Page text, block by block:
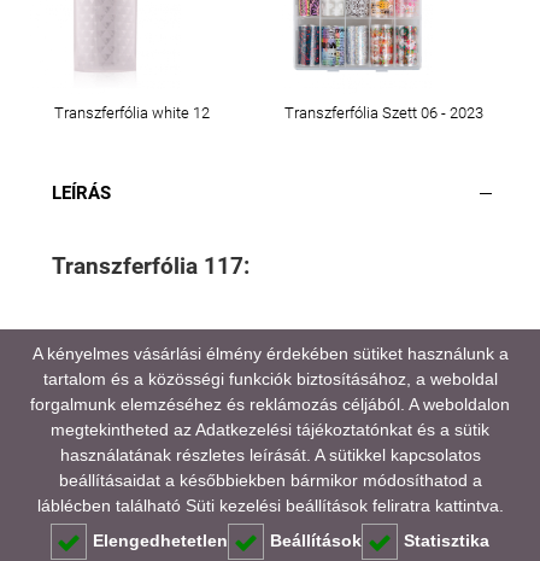
Transzferfólia white 12 Transzferfólia Szett 06 - 2023
LEÍRÁS
Transzferfólia 117:
A médiatartalmainkban megjelenő színek eltérhetnek
a valóságtól, kijelző és monitor beállításaitól,
valamint a környezeti fényviszonyoktól függően.
GYAKORI KÉRDÉSEK (FAQ)
A kényelmes vásárlási élmény érdekében sütiket használunk a
tartalom és a közösségi funkciók biztosításához, a weboldal
forgalmunk elemzéséhez és reklámozás céljából. A weboldalon
megtekintheted azAdatkezelési tájékoztatónkat és a sütik
használatának részletes leírását. A sütikkel kapcsolatos
beállításaidat a későbbiekben bármikor módosíthatod a
láblécben található Süti kezelési beállítások feliratra kattintva.
Elengedhetetlen
Beállítások Statisztika